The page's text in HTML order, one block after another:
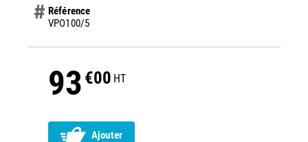
Référence
VPO100/5
93 €00 HT
Ajouter